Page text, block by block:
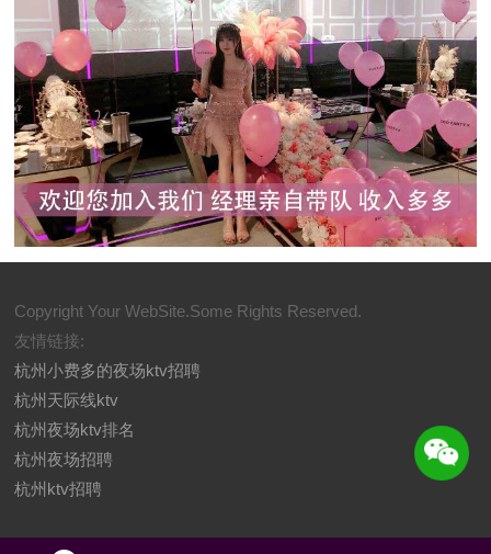
Copyright Your WebSite.Some Rights Reserved.
友情链接:
杭州小费多的夜场ktv招聘
杭州天际线ktv
杭州夜场ktv排名
杭州夜场招聘
杭州ktv招聘